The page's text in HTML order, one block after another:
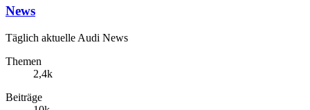
News
Täglich aktuelle Audi News
Themen
2,4k
Beiträge